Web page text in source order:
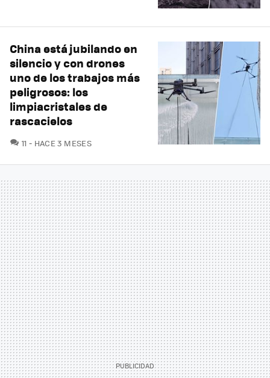
China está jubilando en
silencio y con drones
uno de los trabajos más
peligrosos: los
limpiacristales de
rascacielos
11 COMENTARIOS
HACE 3 MESES